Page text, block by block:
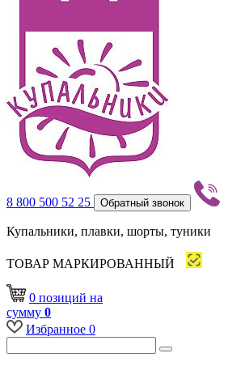
8 800 500 52 25 Обратный звонок
Купальники, плавки, шорты, туники
ТОВАР МАРКИРОВАННЫЙ
0 позиций на
сумму 0
Избранное 0